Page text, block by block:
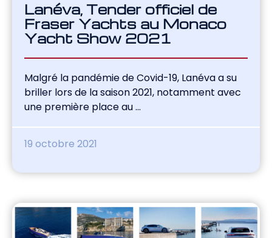
Lanéva, Tender officiel de
Fraser Yachts au Monaco
Yacht Show 2021
Malgré la pandémie de Covid-19, Lanéva a su
briller lors de la saison 2021, notamment avec
une première place au ...
19 octobre 2021